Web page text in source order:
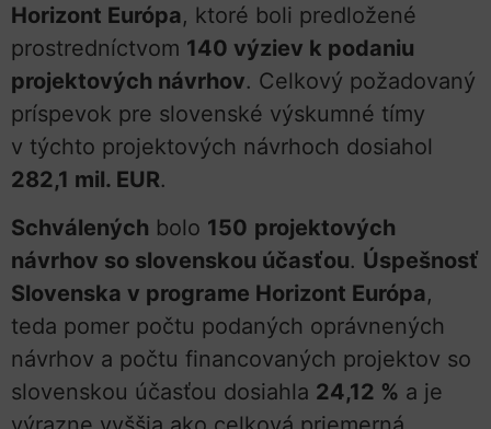
Horizont Európa, ktoré boli predložené
prostredníctvom 140 výziev k podaniu
projektových návrhov. Celkový požadovaný
príspevok pre slovenské výskumné tímy
v týchto projektových návrhoch dosiahol
282,1 mil. EUR.
Schválených bolo 150 projektových
návrhov so slovenskou účasťou. Úspešnosť
Slovenska v programe Horizont Európa,
teda pomer počtu podaných oprávnených
návrhov a počtu financovaných projektov so
slovenskou účasťou dosiahla 24,12 % a je